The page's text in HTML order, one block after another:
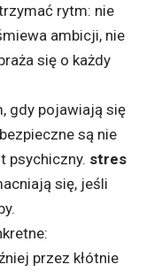
rytm: nie
ambicji, nie
się o każdy
gdy pojawiają się
są nie
psychiczny. stres
się, jeśli
przez kłótnie